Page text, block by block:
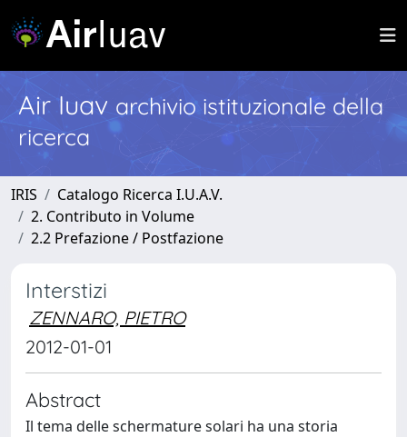
Air Iuav archivio istituzionale della
ricerca
IRIS
Catalogo Ricerca I.U.A.V.
2. Contributo in Volume
2.2 Prefazione / Postfazione
Interstizi
ZENNARO, PIETRO
2012-01-01
Abstract
Il tema delle schermature solari ha una storia